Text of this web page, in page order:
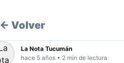
← Volver
La Nota Tucumán
hace 5 años • 2 min de lectura